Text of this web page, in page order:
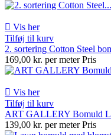
 Vis her
Tilføj til kurv
2. sortering Cotton Steel
169,00 kr. per meter Pris
 Vis her
Tilføj til kurv
ART GALLERY Bomuld
139,00 kr. per meter Pris